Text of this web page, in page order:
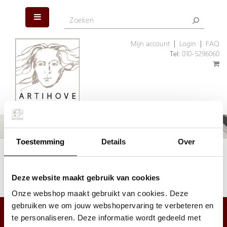
Toestemming Details Over
Deze website maakt gebruik van cookies
Onze webshop maakt gebruikt van cookies. Deze
gebruiken we om jouw webshopervaring te verbeteren en
te personaliseren. Deze informatie wordt gedeeld met
Mijn account| Login
FAQ
Tel: 010-5296060
Het artikel dat u zoekt is helaas niet meer aanwezig. Wellicht kunnen
Klik hier om ons assortiment geschenken te bekijken.